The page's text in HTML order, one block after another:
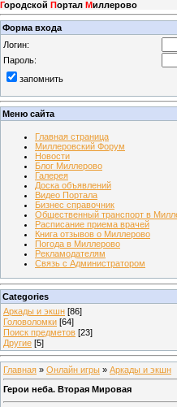
Городской Портал Миллерово
Форма входа
Логин:
Пароль:
запомнить
Меню сайта
Главная страница
Миллеровский Форум
Новости
Блог Миллерово
Галерея
Доска объявлений
Видео Портала
Бизнес справочник
Общественный транспорт в
Расписание приема врачей
Книга отзывов о Миллерово
Погода в Миллерово
Рекламодателям
Связь с Администратором
Categories
Аркады и экшн [86]
Головоломки [64]
Поиск предметов [23]
Другие [5]
Главная » Онлайн игры » Аркады и экшн
Герои неба. Вторая Мировая